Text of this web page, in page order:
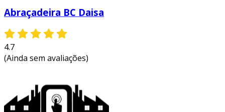
Abraçadeira BC Daisa
4.7
(Ainda sem avaliações)